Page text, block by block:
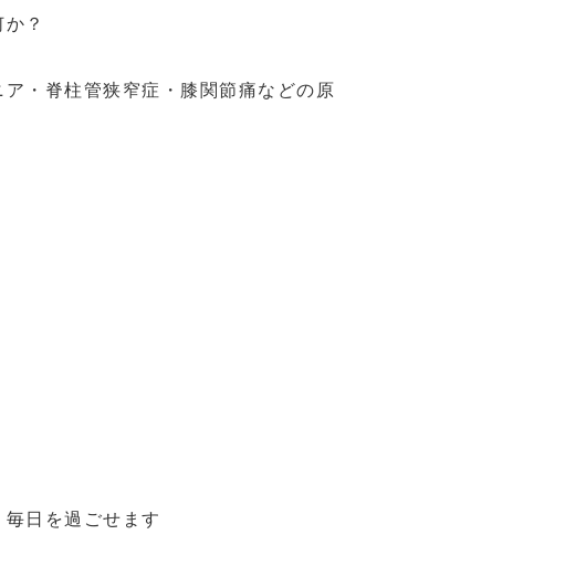
？
・脊柱管狭窄症・膝関節痛などの原
日を過ごせます